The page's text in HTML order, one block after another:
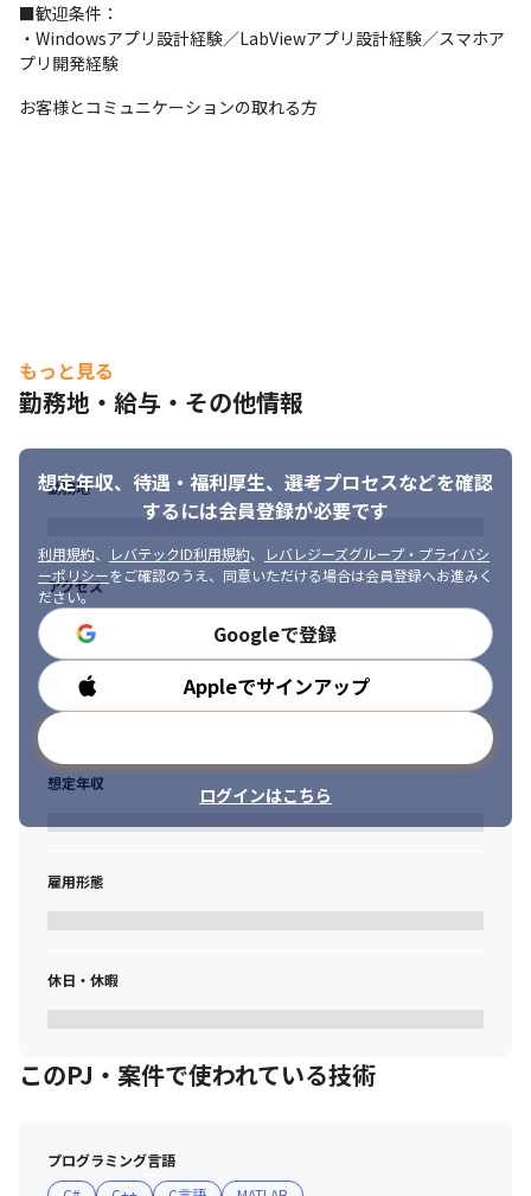
導入しており、非常に働きやすい環境を整えております。
※就業2年目には20日間の有休付与＆消化率100％の取得を会社と
して取り組んでおり、職種問わず実質140日程度の休暇の取得が可
能です。
センサは一般に光学式より磁気式の方が計測の精度が高いとされ
ておりますが、当社は磁気を用いたコア技術を保有している為、
親会社に依存することなく事業の優位性を保っております。
■歓迎条件：
・Windowsアプリ設計経験／LabViewアプリ設計経験／スマホア
プリ開発経験
お客様とコミュニケーションの取れる方
もっと見る
勤務地・給与・その他情報
想定年収、待遇・福利厚生、 選考プロセスなどを確認
するには会員登録が必要です
利用規約、 レバテックID利用規約、
レバレジーズグループ・プライバシ
ーポリシーをご確認のうえ、同意いただける場合は会員登録へお進みく
ださい。
Googleで登録
Appleでサインアップ
ログインはこちら
勤務地
アクセス
勤務時間
想定年収
雇用形態
休日・休暇
このPJ・案件で使われている技術
プログラミング言語